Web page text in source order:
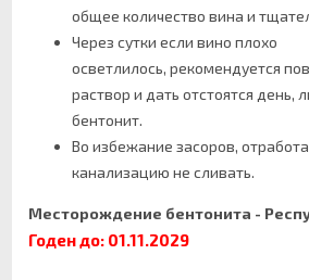
общее количество вина и
Через сутки если вино плохо
осветлилось, рекомендуется
раствор и дать отстоятся день,
бентонит.
Во избежание засоров,
канализацию не сливать.
Месторождение бентонита -
Годен до: 01.11.2029